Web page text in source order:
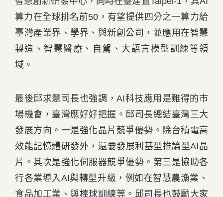
算力在全球排名前50，有望提供四分之一算力給
臺灣產業界、學界、與新創公司，並應用在智慧
製造、智慧醫療、自駕、大語言模型訓練等領
域。
最後邱求慧司長也強調，AI科技應用是難得的市
場機會，臺灣應好好把握。邱司長總結臺灣三大
發展方向。一是強化晶片競爭優勢。除台積電高
效能記憶體研發外，還要發展利基型推論型AI晶
片。其次是強化伺服器競爭優勢。第三是協助各
行各業導入AI與轉型升級，例如在智慧農漁業、
食品加工業、與棒球訓練等。邱司長也鼓勵大家